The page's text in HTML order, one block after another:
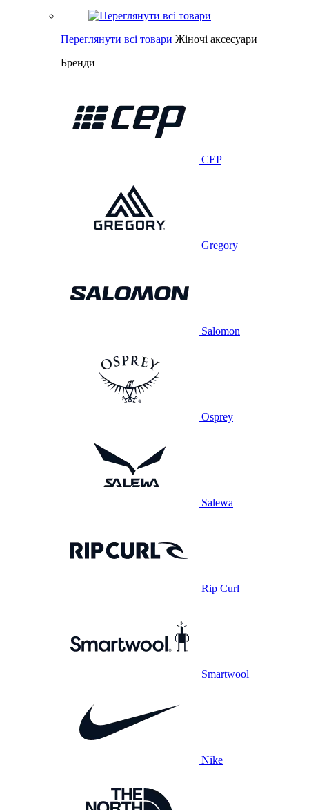
Переглянути всі товари Жіночі аксесуари
Бренди
CEP
Gregory
Salomon
Osprey
Salewa
Rip Curl
Smartwool
Nike